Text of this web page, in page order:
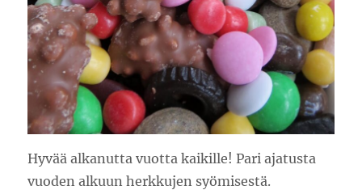
Hyvää alkanutta vuotta kaikille! Pari ajatusta
vuoden alkuun herkkujen syömisestä.